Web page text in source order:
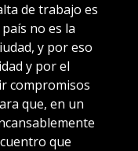
de trabajo es
no es la
y por eso
y por el
compromisos
que, en un
que